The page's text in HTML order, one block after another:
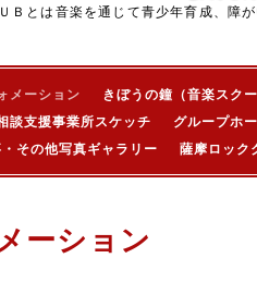
Ｂとは音楽を通じて青少年育成、障
メーション きぼうの鐘（音楽スクー
談支援事業所スケッチ グループホ
その他写真ギャラリー
薩摩ロック
ーション